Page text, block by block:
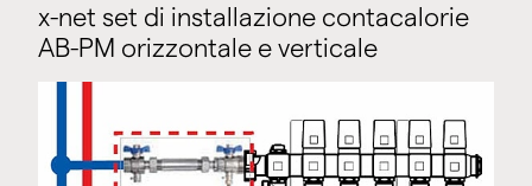
x-net set di installazione contacalorie
AB-PM orizzontale e verticale